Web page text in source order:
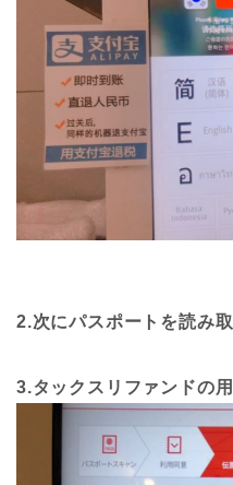
2.次にパスポートを読み取
3.タックスリファンドの